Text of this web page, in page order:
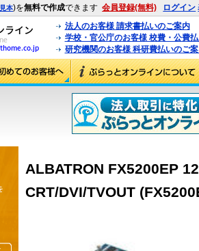
見本)を無料で作成できます 会員登録(無料) ログイン
法人のお客様 請求書払いのご案内
学校・官公庁のお客様 校費・公費
研究機関のお客様 科研費払いのご
ALBATRON FX5200EP
CRT/DVI/TVOUT